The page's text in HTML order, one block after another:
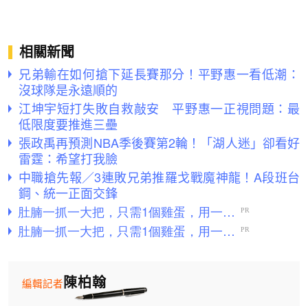
相關新聞
兄弟輸在如何搶下延長賽那分！平野惠一看低潮：
沒球隊是永遠順的
江坤宇短打失敗自救敲安 平野惠一正視問題：最
低限度要推進三壘
張政禹再預測NBA季後賽第2輪！「湖人迷」卻看好
雷霆：希望打我臉
中職搶先報／3連敗兄弟推羅戈戰魔神龍！A段班台
鋼、統一正面交鋒
陳柏翰
編輯記者